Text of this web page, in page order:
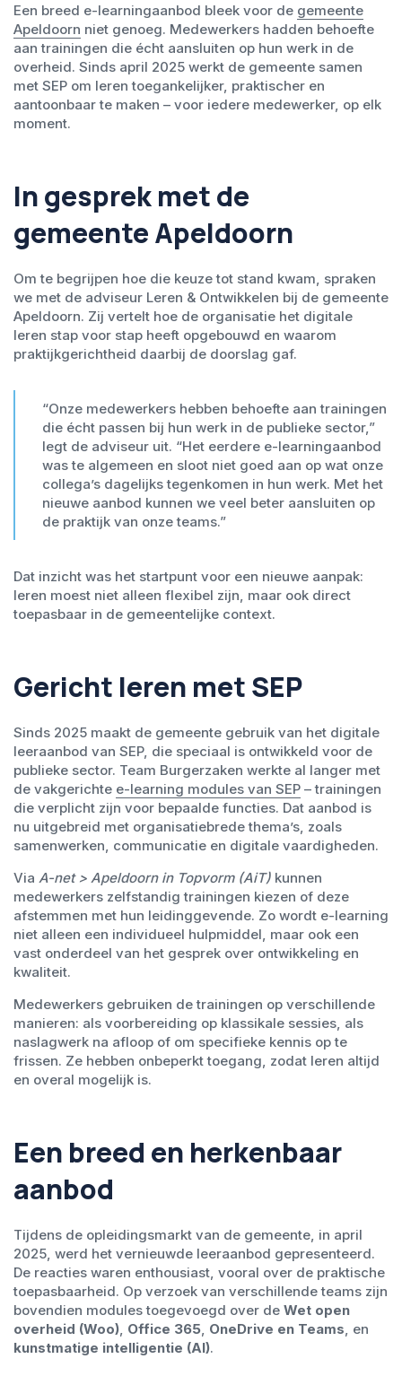
Een breed e-learningaanbod bleek voor de gemeente
Apeldoorn niet genoeg. Medewerkers hadden behoefte
aan trainingen die écht aansluiten op hun werk in de
overheid. Sinds april 2025 werkt de gemeente samen
met SEP om leren toegankelijker, praktischer en
aantoonbaar te maken – voor iedere medewerker, op elk
moment.
In gesprek met de
gemeente Apeldoorn
Om te begrijpen hoe die keuze tot stand kwam, spraken
we met de adviseur Leren & Ontwikkelen bij de gemeente
Apeldoorn. Zij vertelt hoe de organisatie het digitale
leren stap voor stap heeft opgebouwd en waarom
praktijkgerichtheid daarbij de doorslag gaf.
“Onze medewerkers hebben behoefte aan trainingen
die écht passen bij hun werk in de publieke sector,”
legt de adviseur uit. “Het eerdere e-learningaanbod
was te algemeen en sloot niet goed aan op wat onze
collega’s dagelijks tegenkomen in hun werk. Met het
nieuwe aanbod kunnen we veel beter aansluiten op
de praktijk van onze teams.”
Dat inzicht was het startpunt voor een nieuwe aanpak:
leren moest niet alleen flexibel zijn, maar ook direct
toepasbaar in de gemeentelijke context.
Gericht leren met SEP
Sinds 2025 maakt de gemeente gebruik van het digitale
leeraanbod van SEP, die speciaal is ontwikkeld voor de
publieke sector. Team Burgerzaken werkte al langer met
de vakgerichte e-learning modules van SEP – trainingen
die verplicht zijn voor bepaalde functies. Dat aanbod is
nu uitgebreid met organisatiebrede thema’s, zoals
samenwerken, communicatie en digitale vaardigheden.
Via A-net > Apeldoorn in Topvorm (AiT) kunnen
medewerkers zelfstandig trainingen kiezen of deze
afstemmen met hun leidinggevende. Zo wordt e-learning
niet alleen een individueel hulpmiddel, maar ook een
vast onderdeel van het gesprek over ontwikkeling en
kwaliteit.
Medewerkers gebruiken de trainingen op verschillende
manieren: als voorbereiding op klassikale sessies, als
naslagwerk na afloop of om specifieke kennis op te
frissen. Ze hebben onbeperkt toegang, zodat leren altijd
en overal mogelijk is.
Een breed en herkenbaar
aanbod
Tijdens de opleidingsmarkt van de gemeente, in april
2025, werd het vernieuwde leeraanbod gepresenteerd.
De reacties waren enthousiast, vooral over de praktische
toepasbaarheid. Op verzoek van verschillende teams zijn
bovendien modules toegevoegd over de Wet open
overheid (Woo) Office 365 OneDrive en Teams , en
kunstmatige intelligentie (AI).